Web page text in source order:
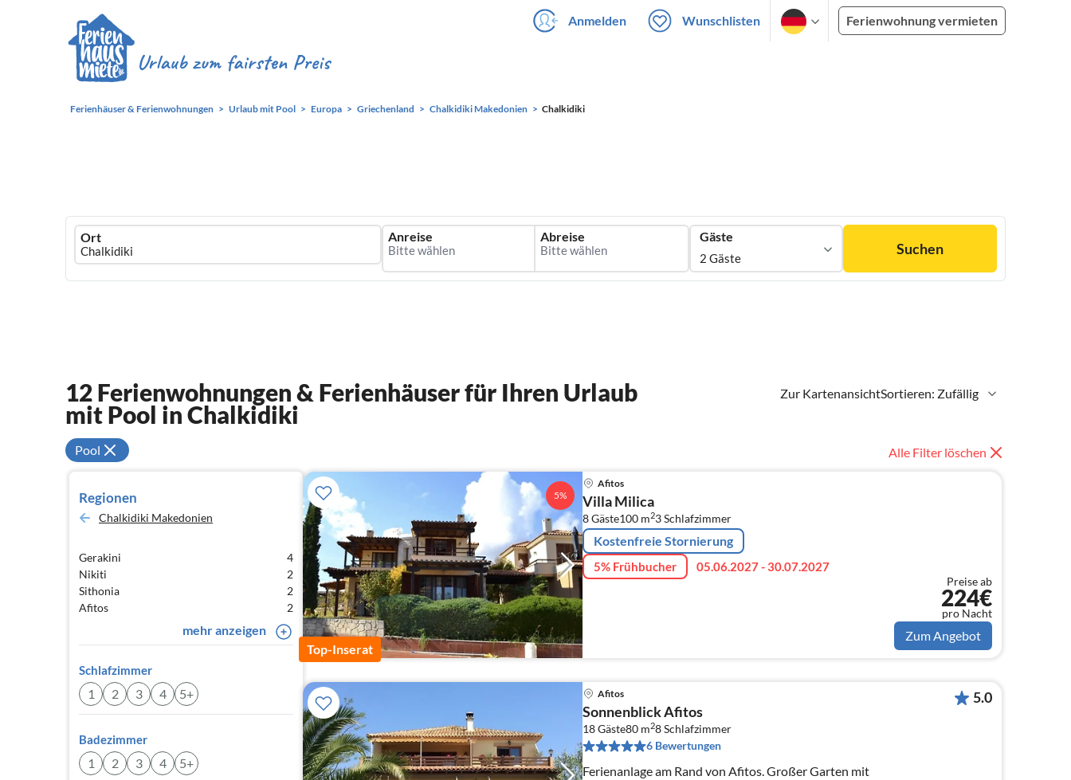
Anmelden Wunschlisten Ferienwohnung vermieten
Ferienhäuser & Ferienwohnungen Urlaub mit Pool Europa Griechenland Chalkidiki Makedonien Chalkidiki
Ferienhausmiete
logo
Ort Anreise Abreise Gäste
2 Gäste
Suchen
Zur KartenansichtSortieren: Zufällig
12 Ferienwohnungen & Ferienhäuser für Ihren Urlaub
mit Pool in Chalkidiki
Pool Alle Filter löschen
Regionen
Chalkidiki Makedonien
Gerakini
4
Nikiti
2
Sithonia
2
Afitos
2
mehr anzeigen
Schlafzimmer
1 2 3 4 5+
Badezimmer
1 2 3 4 5+
Top-Inserat
5%
Afitos
Villa Milica
8 Gäste100 m23Schlafzimmer
Kostenfreie Stornierung
5% Frühbucher 05.06.2027 - 30.07.2027
Preise ab
224€
pro Nacht
Zum Angebot
Afitos
Sonnenblick Afitos
18 Gäste80 m28Schlafzimmer
6 Bewertungen
Ferienanlage am Rand von Afitos. Großer Garten mit
5.0